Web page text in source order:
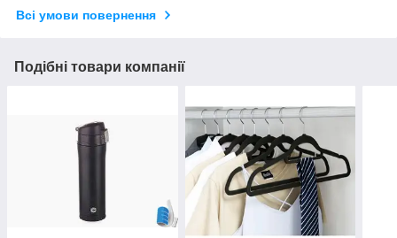
Всі умови повернення
Подібні товари компанії